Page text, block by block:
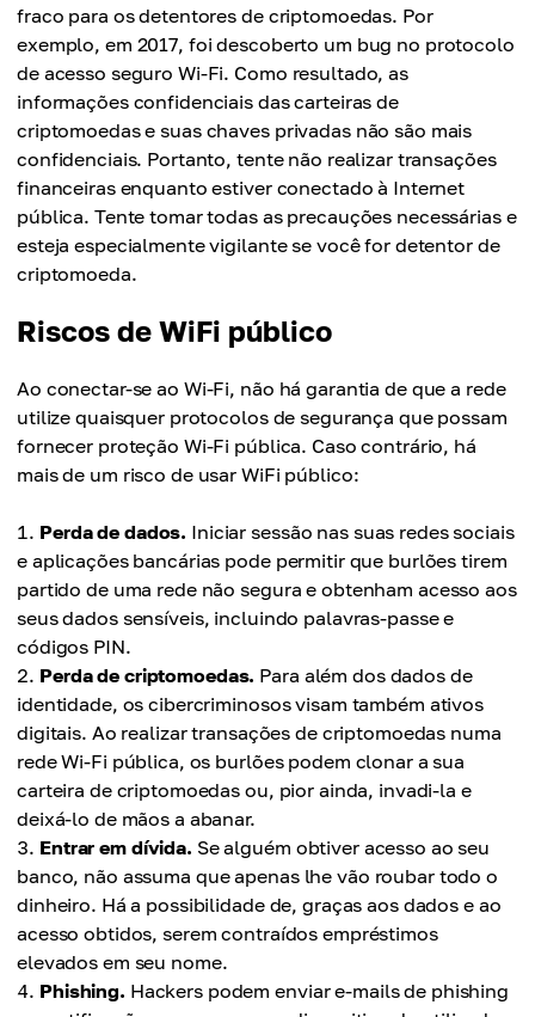
fraco para os detentores de criptomoedas. Por
exemplo, em 2017, foi descoberto um bug no protocolo
de acesso seguro Wi-Fi. Como resultado, as
informações confidenciais das carteiras de
criptomoedas e suas chaves privadas não são mais
confidenciais. Portanto, tente não realizar transações
financeiras enquanto estiver conectado à Internet
pública. Tente tomar todas as precauções necessárias e
esteja especialmente vigilante se você for detentor de
criptomoeda.
Riscos de WiFi público
Ao conectar-se ao Wi-Fi, não há garantia de que a rede
utilize quaisquer protocolos de segurança que possam
fornecer proteção Wi-Fi pública. Caso contrário, há
mais de um risco de usar WiFi público:
Perda de dados. Iniciar sessão nas suas redes sociais
e aplicações bancárias pode permitir que burlões tirem
partido de uma rede não segura e obtenham acesso aos
seus dados sensíveis, incluindo palavras-passe e
códigos PIN.
Perda de criptomoedas. Para além dos dados de
identidade, os cibercriminosos visam também ativos
digitais. Ao realizar transações de criptomoedas numa
rede Wi-Fi pública, os burlões podem clonar a sua
carteira de criptomoedas ou, pior ainda, invadi-la e
deixá-lo de mãos a abanar.
Entrar em dívida. Se alguém obtiver acesso ao seu
banco, não assuma que apenas lhe vão roubar todo o
dinheiro. Há a possibilidade de, graças aos dados e ao
acesso obtidos, serem contraídos empréstimos
elevados em seu nome.
Phishing. Hackers podem enviar e-mails de phishing